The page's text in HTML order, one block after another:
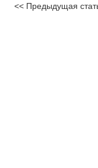
<< Предыдущая